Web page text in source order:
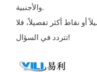
والأجنبية.
أو نقاط أكثر تفصيلاً، فلا
تتردد في السؤال!